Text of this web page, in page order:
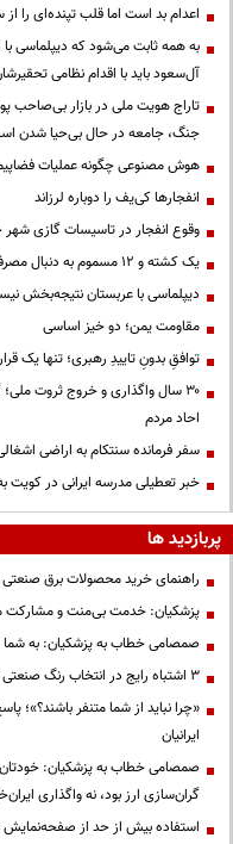
اعدام بد است اما قلب تپنده‌ای را
به همه ثابت می‌شود که دیپلماسی
آل‌سعود باید با اقدام نظامی
تاراج هویت ملی در بازار بی‌صاحب
جنگ، جامعه در حال بی‌حیا شدن
هوش مصنوعی چگونه عملیات
انفجارها کی‌یف را دوباره لرزاند
وقوع انفجار در تاسیسات گازی شهر
یک کشته و ۱۲ مسموم به دنبال مصرف مشروبات الکلی در نیشابور
دیپلماسی با عربستان نتیجه‌بخش
مقاومت یمن؛ دو خیز اساسی
توافقِ بدونِ تاییدِ رهبری؛ تنها یک
۳۰ سال واگذاری و خروج ثروت
احاد مردم
سفر فرمانده سنتکام به اراضی
خبر تعطیلی مدرسه ایرانی در
پربازدید ها
راهنمای خرید محصولات برق صنعتی ABB
پزشکیان: خدمت بی‌منت و مشارکت
صمصامی خطاب به پزشکیان: به شما
3 اشتباه رایج در انتخاب رنگ صنعتی که هزینه‌اش را سال‌ها می‌پردازید...
«چرا نباید از شما متنفر باشند؟»؛
ایرانیان
صمصامی خطاب به پزشکیان: خودتان
گران‌سازی ارز بود، نه واگذاری
استفاده بیش از حد از صفحه‌نمایش